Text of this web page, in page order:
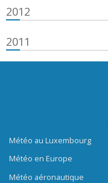
2012
2011
Météo au Luxembourg
Météo en Europe
Météo aéronautique